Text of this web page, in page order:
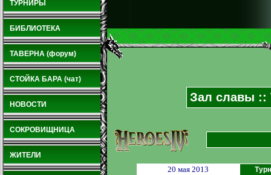
ТУРНИРЫ
БИБЛИОТЕКА
ТАВЕРНА (форум)
СТОЙКА БАРА (чат)
НОВОСТИ
СОКРОВИЩНИЦА
ЖИТЕЛИ
Зал славы ::
20 мая 2013